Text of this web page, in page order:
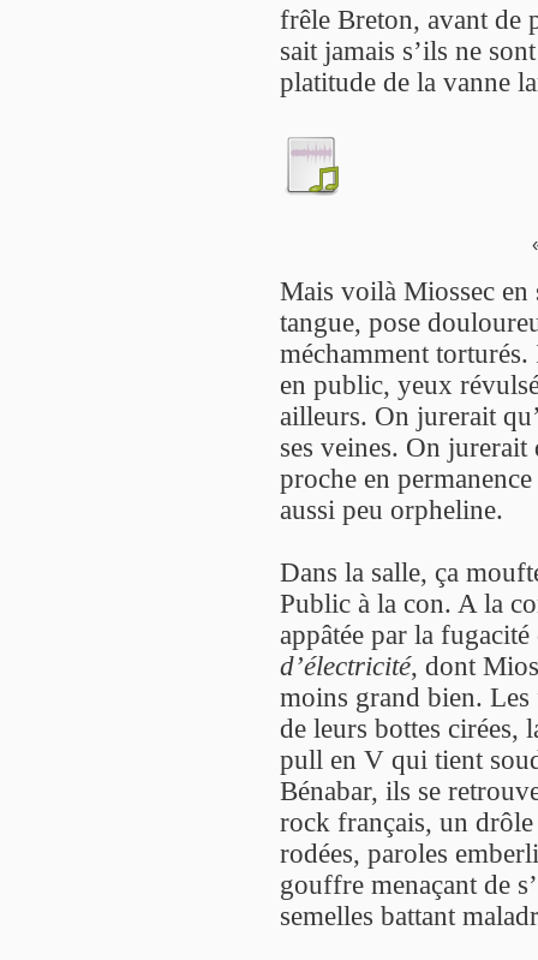
frêle Breton, avant de
sait jamais s’ils ne
platitude de la vanne
Mais voilà Miossec
tangue, pose
méchamment
en public, yeux
ailleurs. On jurerait
ses veines. On jurerait
proche en
aussi peu orpheline.
Dans la salle, ça
Public à la con. A la
appâtée par la
d’électricité, dont
moins grand bien. Les
de leurs bottes cirées,
pull en V qui tient
Bénabar, ils se
rock français, un
rodées, paroles
gouffre menaçant de
semelles battant